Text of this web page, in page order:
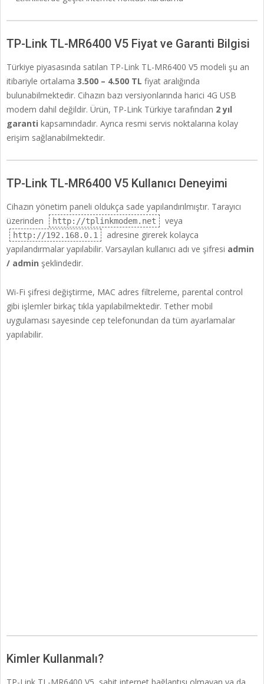
TP-Link TL-MR6400 V5 Fiyat ve Garanti Bilgisi
Türkiye piyasasında satılan TP-Link TL-MR6400 V5 modeli şu an
itibariyle ortalama 3.500 – 4.500 TL fiyat aralığında
bulunabilmektedir. Cihazın bazı versiyonlarında harici 4G USB
modem dahil değildir. Ürün, TP-Link Türkiye tarafından 2 yıl
garanti kapsamındadır. Ayrıca resmi servis noktalarına kolay
erişim sağlanabilmektedir.
TP-Link TL-MR6400 V5 Kullanıcı Deneyimi
Cihazın yönetim paneli oldukça sade yapılandırılmıştır. Tarayıcı
üzerinden
http://tplinkmodem.net veya
http://192.168.0.1
adresine girerek kolayca
yapılandırmalar yapılabilir. Varsayılan kullanıcı adı ve şifresi admin
/ admin şeklindedir.
Wi-Fi şifresi değiştirme, MAC adres filtreleme, parental control
gibi işlemler birkaç tıkla yapılabilmektedir. Tether mobil
uygulaması sayesinde cep telefonundan da tüm ayarlamalar
yapılabilir.
Kimler Kullanmalı?
TP-Link TL-MR6400 V5, sabit internet bağlantısı olmayan ya da